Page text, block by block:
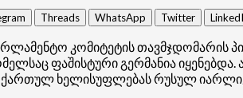
Threads WhatsApp Twitter
კომიტეტის
ფაშისტური გერმანია
ხელისუფლებას რუსულ